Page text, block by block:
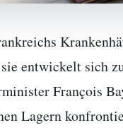
entwickelt sich
François
Lagern